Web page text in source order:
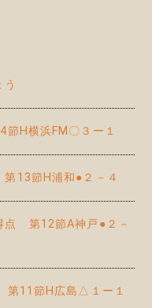
H横浜FM〇３ー１
13節H浦和●２－４
点 第12節A神戸●２－
11節H広島△１ー１